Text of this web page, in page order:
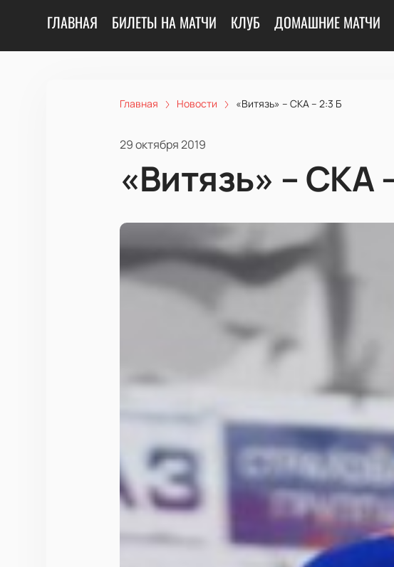
ГЛАВНАЯ БИЛЕТЫ НА МАТЧИ КЛУБ ДОМАШНИЕ МАТЧИ
Главная Новости «Витязь» – СКА – 2:3 Б
29 октября 2019
«Витязь» – СКА